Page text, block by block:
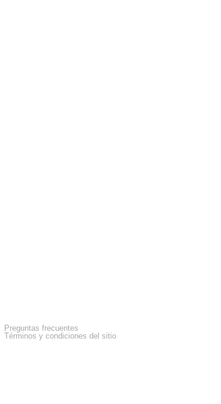
Preguntas frecuentes
Términos y condiciones del sitio